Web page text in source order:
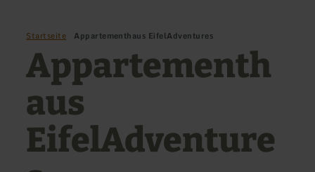
Startseite Appartementhaus EifelAdventures
Appartementh
aus
EifelAdventure